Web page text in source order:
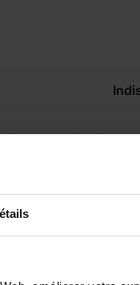
Disponible de 00:00
Disponible de 00:00